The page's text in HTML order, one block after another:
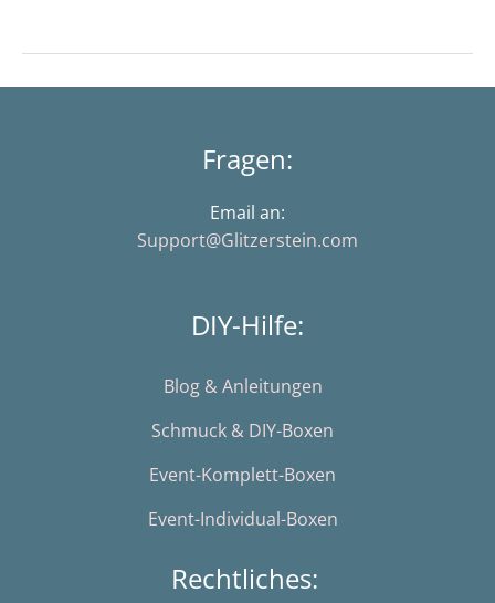
Fragen:
Email an:
Support@Glitzerstein.com
DIY-Hilfe:
Blog & Anleitungen
Schmuck & DIY-Boxen
Event-Komplett-Boxen
Event-Individual-Boxen
Rechtliches: